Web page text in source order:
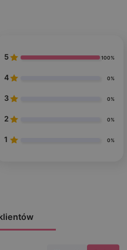
5 100%
4 0%
3 0%
2 0%
1 0%